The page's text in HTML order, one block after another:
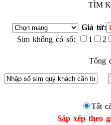
TÌM
Giá từ:
Sim không có số:
1 2
Tổng
Tất cả
Sắp xếp theo